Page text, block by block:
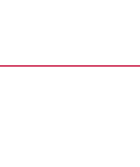
winnen van
veroveren